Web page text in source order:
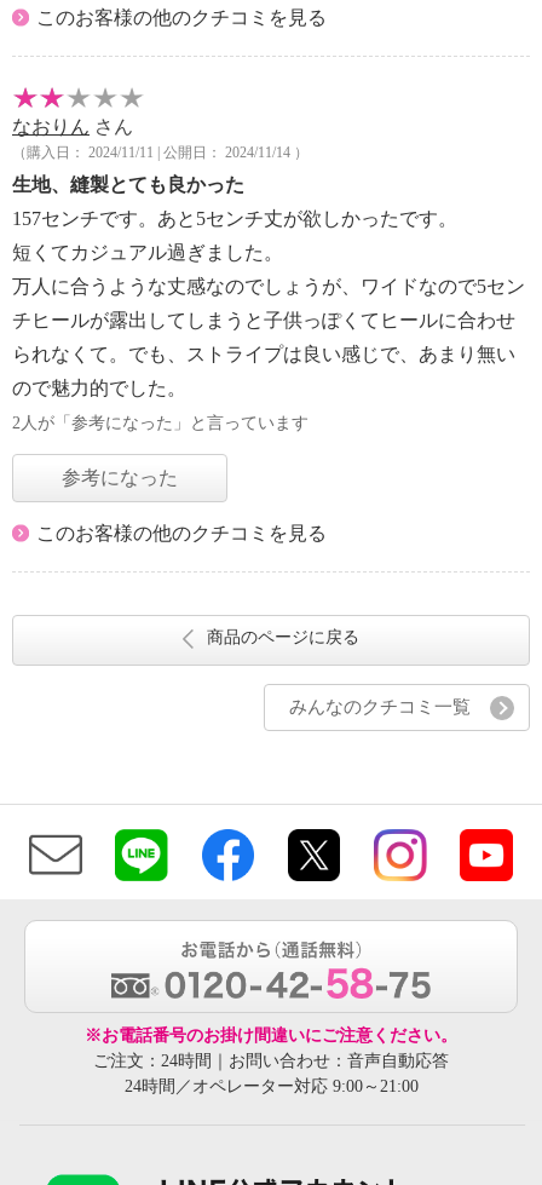
このお客様の他のクチコミを見る
なおりん さん
（購入日： 2024/11/11 | 公開日： 2024/11/14 ）
生地、縫製とても良かった
157センチです。あと5センチ丈が欲しかったです。
短くてカジュアル過ぎました。
万人に合うような丈感なのでしょうが、ワイドなので5セン
チヒールが露出してしまうと子供っぽくてヒールに合わせ
られなくて。でも、ストライプは良い感じで、あまり無い
ので魅力的でした。
2人が「参考になった」と言っています
参考になった
このお客様の他のクチコミを見る
商品のページに戻る
みんなのクチコミ一覧
※お電話番号のお掛け間違いにご注意ください。
ご注文：24時間｜お問い合わせ：音声自動応答
24時間／オペレーター対応 9:00～21:00